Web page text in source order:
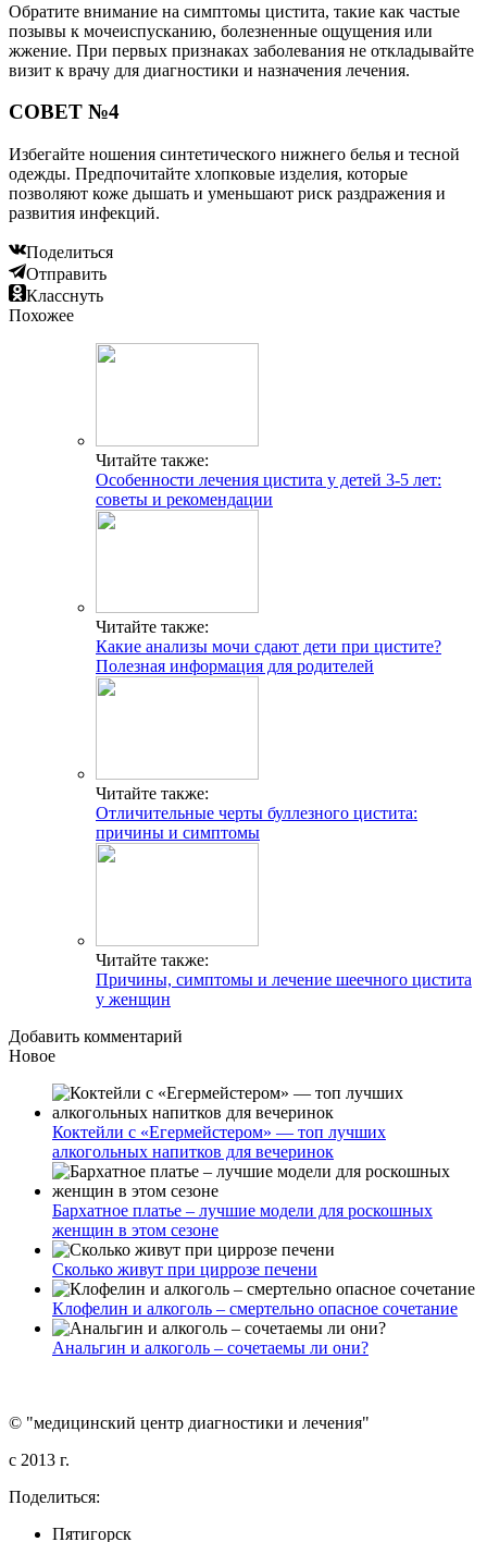
Обратите внимание на симптомы цистита, такие как частые
позывы к мочеиспусканию, болезненные ощущения или
жжение. При первых признаках заболевания не откладывайте
визит к врачу для диагностики и назначения лечения.
СОВЕТ №4
Избегайте ношения синтетического нижнего белья и тесной
одежды. Предпочитайте хлопковые изделия, которые
позволяют коже дышать и уменьшают риск раздражения и
развития инфекций.
Поделиться
Отправить
Класснуть
Похожее
Читайте также:
Особенности лечения цистита у детей 3-5 лет:
советы и рекомендации
Читайте также:
Какие анализы мочи сдают дети при цистите?
Полезная информация для родителей
Читайте также:
Отличительные черты буллезного цистита:
причины и симптомы
Читайте также:
Причины, симптомы и лечение шеечного цистита
у женщин
Добавить комментарий
Новое
Коктейли с «Егермейстером» — топ лучших
алкогольных напитков для вечеринок
Бархатное платье – лучшие модели для роскошных
женщин в этом сезоне
Сколько живут при циррозе печени
Клофелин и алкоголь – смертельно опасное сочетание
Анальгин и алкоголь – сочетаемы ли они?
© "медицинский центр диагностики и лечения"
c 2013 г.
Поделиться:
Пятигорск